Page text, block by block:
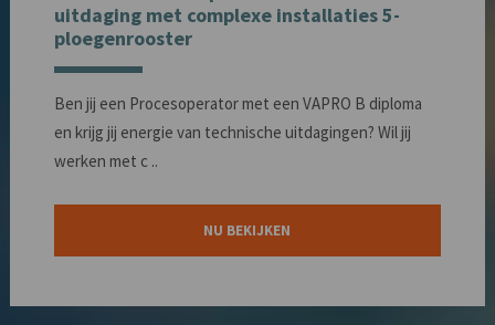
uitdaging met complexe installaties 5-
ploegenrooster
Ben jij een Procesoperator met een VAPRO B diploma
en krijg jij energie van technische uitdagingen? Wil jij
werken met c ..
NU BEKIJKEN